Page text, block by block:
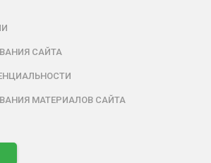
САЙТА
МАТЕРИАЛОВ САЙТА